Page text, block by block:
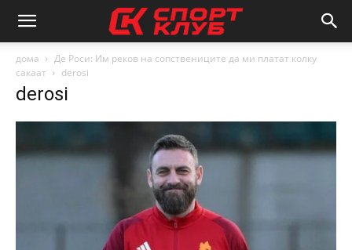
дома
Де Роси: Им реков на сопствениците да ми платат колку
сакаат
derosi
derosi